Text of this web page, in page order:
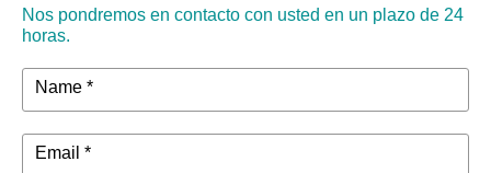
Nos pondremos en contacto con usted en un plazo de 24
horas.
Name *
Email *